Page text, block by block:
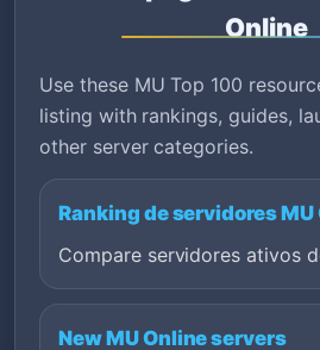
Online
Use these MU Top 100
listing with rankings, guides,
other server categories.
Ranking de servidores MU
Compare servidores ativos
New MU Online servers